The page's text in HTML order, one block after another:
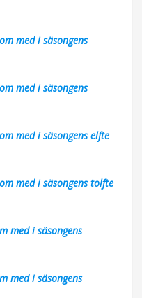
med i säsongens
med i säsongens
med i säsongens elfte
med i säsongens tolfte
med i säsongens
med i säsongens